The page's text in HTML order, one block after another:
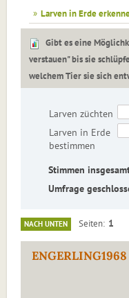
» Larven in Erde
Gibt es eine
verstauen" bis sie
welchem Tier sie sich
Larven züchten
Larven in Erde
bestimmen
Stimmen
Umfrage
NACH UNTEN Seiten 1
ENGERLING1968